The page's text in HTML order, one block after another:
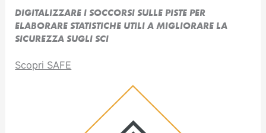
DIGITALIZZARE I SOCCORSI SULLE PISTE PER
ELABORARE STATISTICHE UTILI A MIGLIORARE LA
SICUREZZA SUGLI SCI
Scopri SAFE